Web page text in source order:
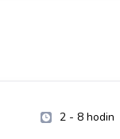
2 - 8 hodin